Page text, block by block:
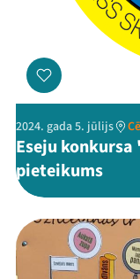
2024. gada 5. jūlijs
Eseju
pieteikums